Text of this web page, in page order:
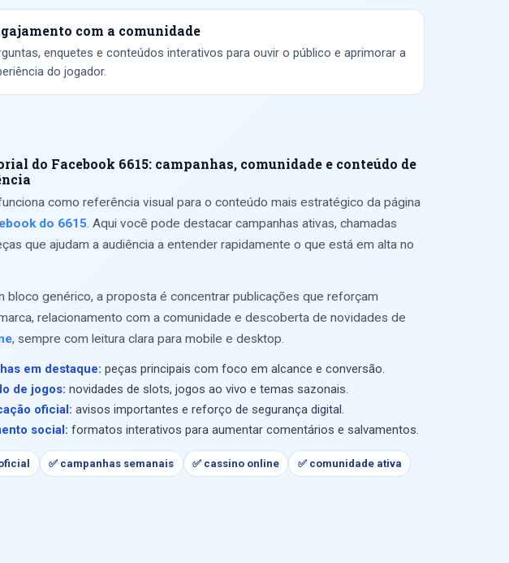
com a comunidade
enquetes e conteúdos interativos para ouvir o público e aprimorar a
do jogador.
do Facebook 6615: campanhas, comunidade e conteúdo de
como referência visual para o conteúdo mais estratégico da página
do 6615. Aqui você pode destacar campanhas ativas, chamadas
que ajudam a audiência a entender rapidamente o que está em alta no
bloco genérico, a proposta é concentrar publicações que reforçam
relacionamento com a comunidade e descoberta de novidades de
, sempre com leitura clara para mobile e desktop.
em destaque: peças principais com foco em alcance e conversão.
de jogos: novidades de slots, jogos ao vivo e temas sazonais.
oficial: avisos importantes e reforço de segurança digital.
social: formatos interativos para aumentar comentários e salvamentos.
✅ campanhas semanais ✅ cassino online ✅ comunidade ativa